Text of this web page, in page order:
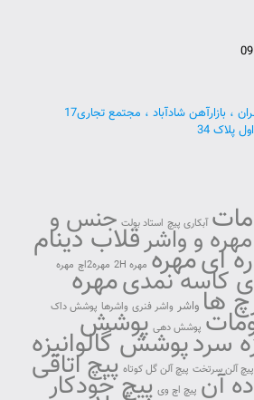
نشانی فروشگاه مرکزی: تهران ، بازارآهن شادآباد ، مجتمع تجاری17
آبکاری پیچ استاد بولت جنس و
و واشرقلاب دینام
ایمهره مهره 2H مهره2اچ
مهره
کاسه نمدیمهره
ها واشر واشر فنری واشرها پوشش داک
پوشش دهی پوشش
سردپوشش گالوانیزه
پیچ آلن سرتخت پیچ آلن گل کوتاه پیچ اتاقی
آن پیچ اچ وی پیچ خودکار